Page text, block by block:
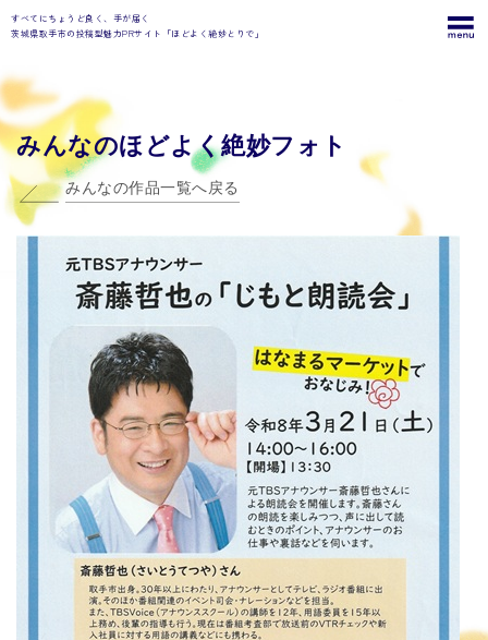
すべてにちょうど良く、手が届く
茨城県取手市の投稿型魅力PRサイト「ほどよく絶妙とりで」
みんなのほどよく絶妙フォト
みんなの作品一覧へ戻る